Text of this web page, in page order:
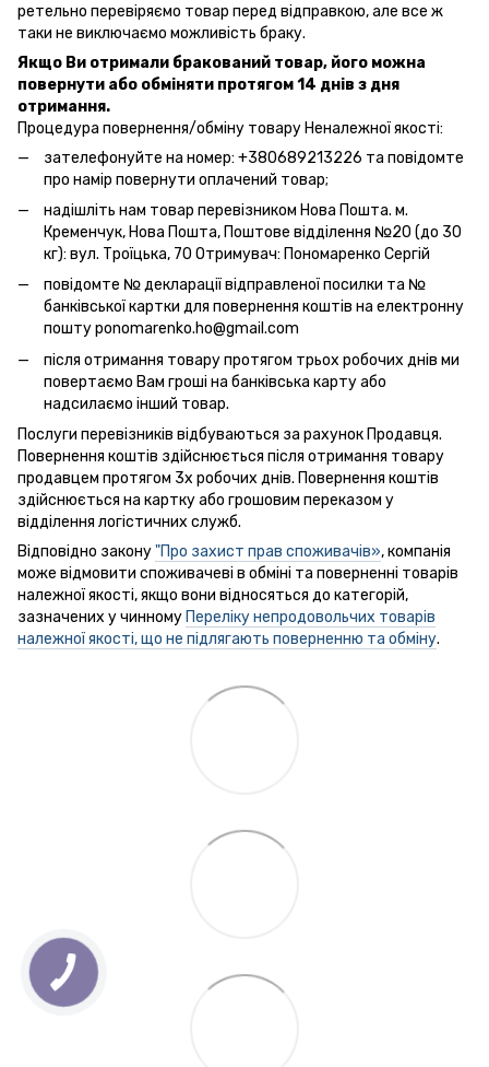
ретельно перевіряємо товар перед відправкою, але все ж
таки не виключаємо можливість браку.
Якщо Ви отримали бракований товар, його можна
повернути або обміняти протягом 14 днів з дня
отримання.
Процедура повернення/обміну товару Неналежної якості:
зателефонуйте на номер: +380689213226 та повідомте
про намір повернути оплачений товар;
надішліть нам товар перевізником Нова Пошта. м.
Кременчук, Нова Пошта, Поштове відділення №20 (до 30
кг): вул. Троїцька, 70 Отримувач: Пономаренко Сергій
повідомте № декларації відправленої посилки та №
банківської картки для повернення коштів на електронну
пошту ponomarenko.ho@gmail.com
після отримання товару протягом трьох робочих днів ми
повертаємо Вам гроші на банківська карту або
надсилаємо інший товар.
Послуги перевізників відбуваються за рахунок Продавця.
Повернення коштів здійснюється після отримання товару
продавцем протягом 3х робочих днів. Повернення коштів
здійснюється на картку або грошовим переказом у
відділення логістичних служб.
Відповідно закону"Про захист прав споживачів», компанія
може відмовити споживачеві в обміні та поверненні товарів
належної якості, якщо вони відносяться до категорій,
зазначених у чинному Переліку непродовольчих товарів
належної якості, що не підлягають поверненню та обміну.